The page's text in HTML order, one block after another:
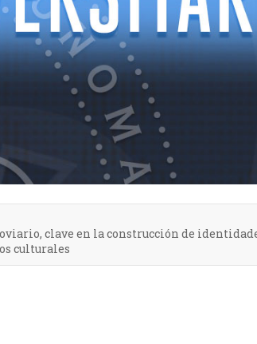
clave en la construcción de
culturales